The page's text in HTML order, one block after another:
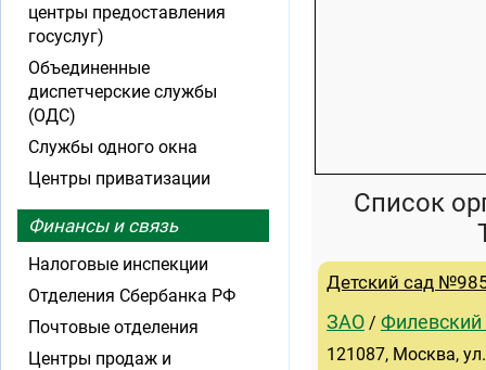
Список
Детский сад
ЗАО /
121087, Москва,
центры предоставления
госуслуг)
Объединенные
диспетчерские службы
(ОДС)
Службы одного окна
Центры приватизации
Финансы и связь
Налоговые инспекции
Отделения Сбербанка РФ
Почтовые отделения
Центры продаж и